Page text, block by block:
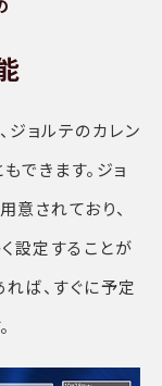
ョルテのカレン
できます。ジョ
意されており、
設定することが
ば、すぐに予定